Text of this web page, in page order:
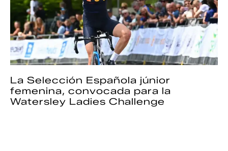
La Selección Española júnior
femenina, convocada para la
Watersley Ladies Challenge